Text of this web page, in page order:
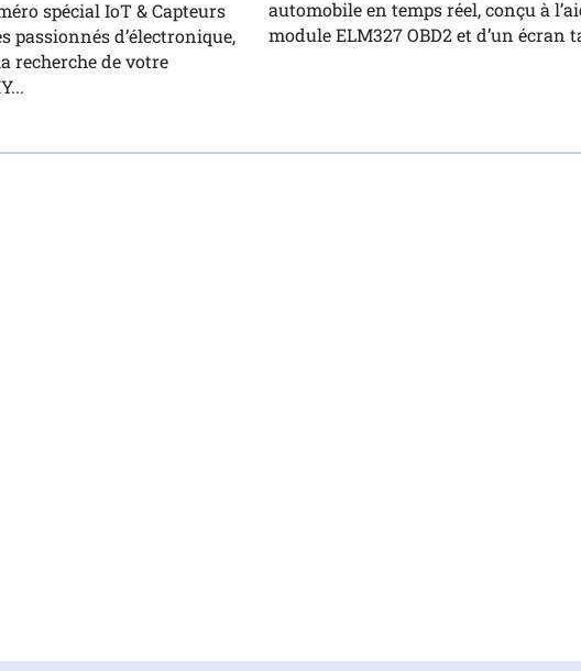
spécial IoT & Capteurs
passionnés d’électronique,
recherche de votre
automobile en temps réel, conçu à
module ELM327 OBD2 et d’un écran